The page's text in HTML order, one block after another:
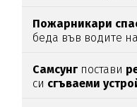
Пожарникари
беда във водите
Самсунг постави
си сгъваеми